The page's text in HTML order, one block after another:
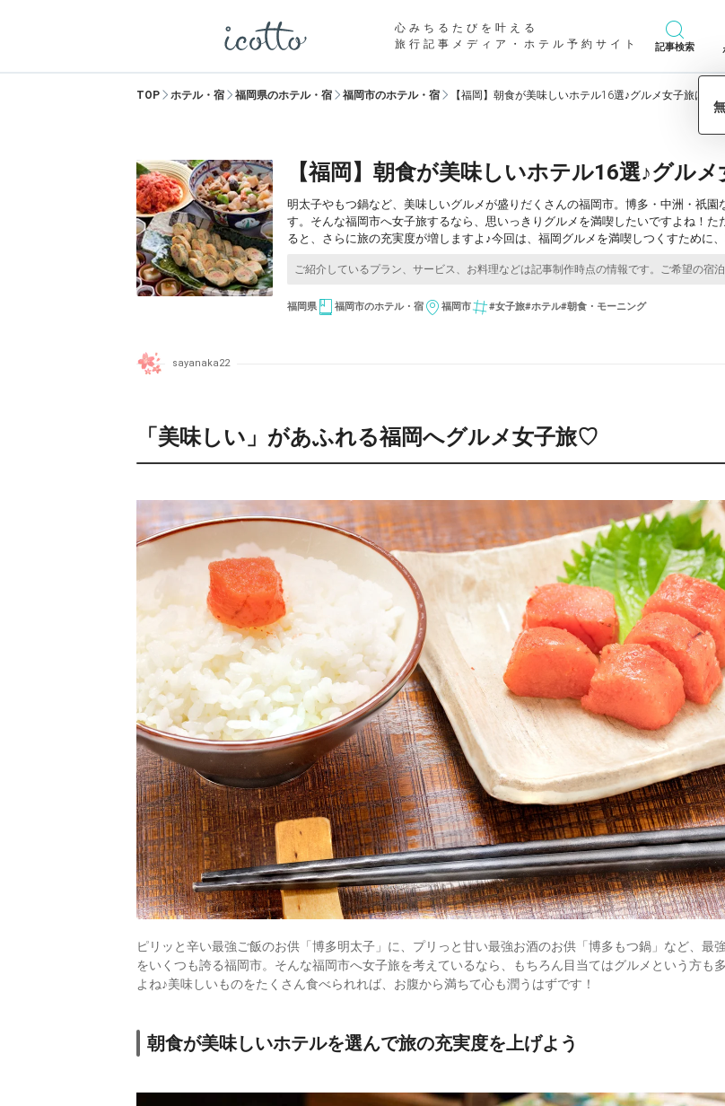
心みちるたびを叶える
旅行記事メディア・ホテル予約サイト
記事検索
TOP ホテル・宿 福岡県のホテル・宿 福岡市のホテル・宿 【福岡】朝食が美味しいホテル16選♪グルメ女子旅は朝
【福岡】朝食が美味しいホテル16選♪グル
明太子やもつ鍋など、美味しいグルメが盛りだくさんの福岡市。博多・中洲・祇
す。そんな福岡市へ女子旅するなら、思いっきりグルメを満喫したいですよね！
ると、さらに旅の充実度が増しますよ♪今回は、福岡グルメを満喫しつくすために
福岡県 福岡市のホテル・宿 福岡市 #女子旅#ホテル#朝食・モーニング
sayanaka22
「美味しい」があふれる福岡へグルメ女子旅♡
ピリッと辛い最強ご飯のお供「博多明太子」に、プリっと甘い最強お酒のお供「博多もつ鍋」など、最
をいくつも誇る福岡市。そんな福岡市へ女子旅を考えているなら、もちろん目当てはグルメという方も
よね♪美味しいものをたくさん食べられれば、お腹から満ちて心も潤うはずです！
朝食が美味しいホテルを選んで旅の充実度を上げよう